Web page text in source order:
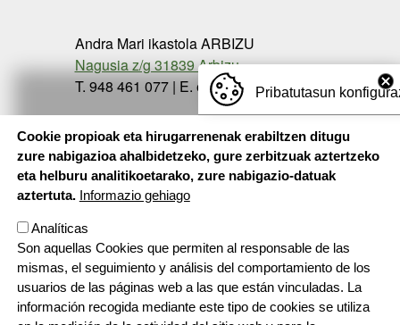
Andra Mari ikastola ARBIZU
Nagusia z/g 31839 Arbizu
T. 948 461 077 | E. etxarri@ikastola.eus
Pribatutasun
Cookie propioak eta hirugarrenenak erabiltzen ditugu
zure nabigazioa ahalbidetzeko, gure zerbitzuak aztertzeko
eta helburu analitikoetarako, zure nabigazio-datuak
aztertuta. Informazio gehiago
Analíticas
Son aquellas Cookies que permiten al responsable de las
mismas, el seguimiento y análisis del comportamiento de los
usuarios de las páginas web a las que están vinculadas. La
información recogida mediante este tipo de cookies se utiliza